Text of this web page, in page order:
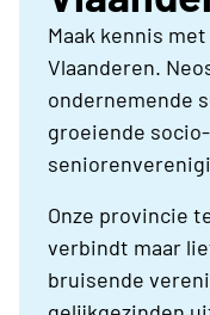
Maak kennis
Vlaanderen.
ondernemende
groeiende
Onze provincie
verbindt maar
bruisende